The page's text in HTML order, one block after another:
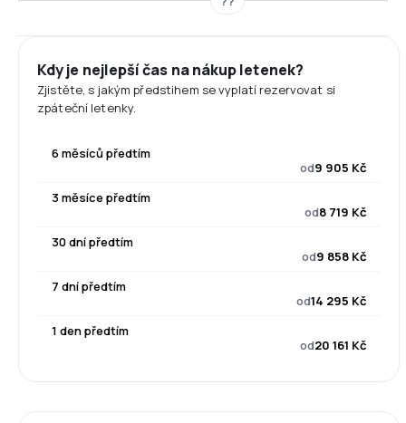
Kdy je nejlepší čas na nákup letenek?
Zjistěte, s jakým předstihem se vyplatí rezervovat si
zpáteční letenky.
6 měsíců předtím
od9 905 Kč
3 měsíce předtím
od8 719 Kč
30 dní předtím
od9 858 Kč
7 dní předtím
od14 295 Kč
1 den předtím
od20 161 Kč